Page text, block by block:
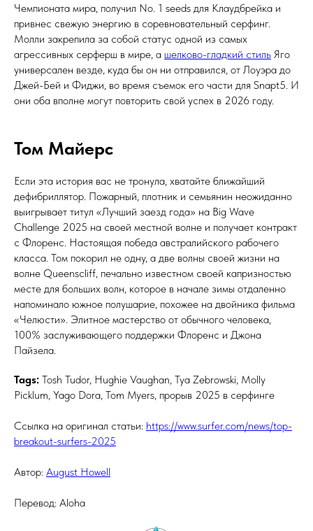
Чемпионата мира, получил No. 1 seeds для Клаудбрейка и
привнес свежую энергию в соревновательный серфинг.
Молли закрепила за собой статус одной из самых
агрессивных серферш в мире, а шелково-гладкий стиль Яго
универсален везде, куда бы он ни отправился, от Лоуэра до
Джей-Бей и Фиджи, во время съемок его части для Snapt5. И
они оба вполне могут повторить свой успех в 2026 году.
Том Майерс
Если эта история вас не тронула, хватайте ближайший
дефибриллятор. Пожарный, плотник и семьянин неожиданно
выигрывает титул «Лучший заезд года» на Big Wave
Challenge 2025 на своей местной волне и получает контракт
с Флоренс. Настоящая победа австралийского рабочего
класса. Том покорил не одну, а две волны своей жизни на
волне Queenscliff, печально известном своей капризностью
месте для больших волн, которое в начале зимы отдаленно
напоминало южное полушарие, похожее на двойника фильма
«Челюсти». Элитное мастерство от обычного человека,
100% заслуживающего поддержки Флоренс и Джона
Пайзела.
Tags: Tosh Tudor, Hughie Vaughan, Tya Zebrowski, Molly
Picklum, Yago Dora, Tom Myers, прорыв 2025 в серфинге
Ссылка на оригинал статьи: https://www.surfer.com/news/top-
breakout-surfers-2025
Автор: August Howell
Перевод: Aloha